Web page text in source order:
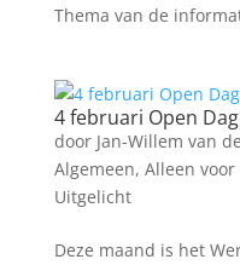
Thema van de
4 februari Open Dag
door Jan-Willem van
Algemeen, Alleen
Uitgelicht
Deze maand is het